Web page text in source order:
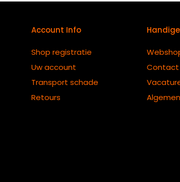
Account Info
Shop registratie
Uw account
Transport schade
Retours
Contact